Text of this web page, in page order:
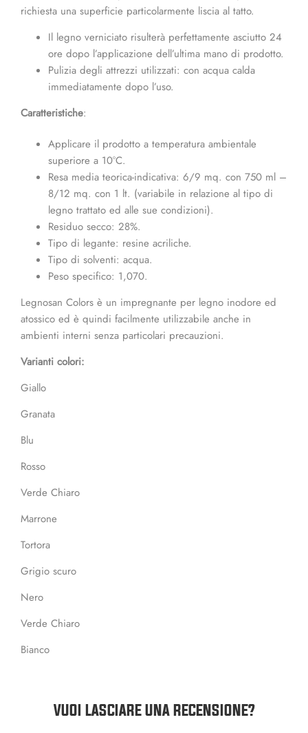
richiesta una superficie particolarmente liscia al tatto.
Il legno verniciato risulterà perfettamente asciutto 24
ore dopo l’applicazione dell’ultima mano di prodotto.
Pulizia degli attrezzi utilizzati: con acqua calda
immediatamente dopo l’uso.
Caratteristiche:
Applicare il prodotto a temperatura ambientale
superiore a 10°C.
Resa media teorica-indicativa: 6/9 mq. con 750 ml –
8/12 mq. con 1 lt. (variabile in relazione al tipo di
legno trattato ed alle sue condizioni).
Residuo secco: 28%.
Tipo di legante: resine acriliche.
Tipo di solventi: acqua.
Peso specifico: 1,070.
Legnosan Colors è un impregnante per legno inodore ed
atossico ed è quindi facilmente utilizzabile anche in
ambienti interni senza particolari precauzioni.
Varianti colori:
Giallo
Granata
Blu
Rosso
Verde Chiaro
Marrone
Tortora
Grigio scuro
Nero
Verde Chiaro
Bianco
VUOI LASCIARE UNA RECENSIONE?